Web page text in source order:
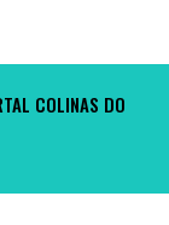
COLINAS DO